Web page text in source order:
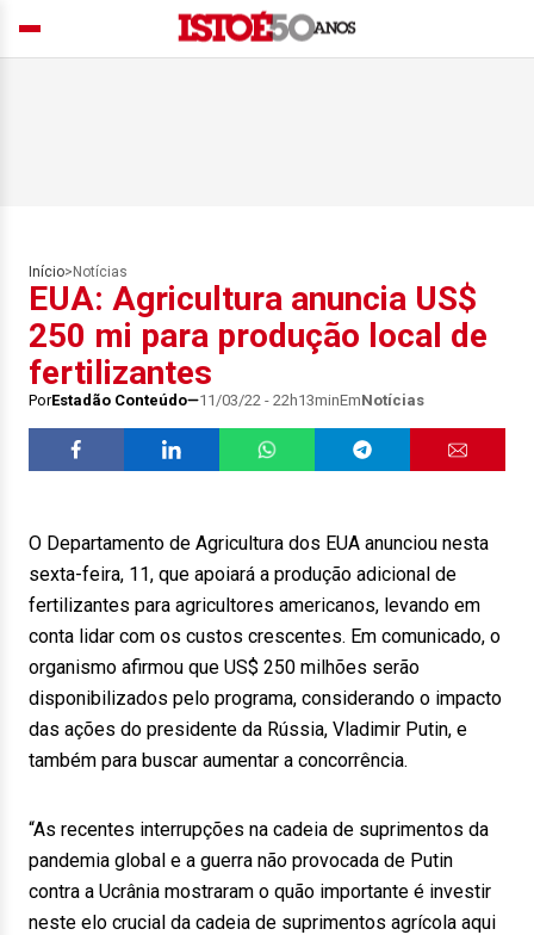
Início> Notícias
EUA: Agricultura anuncia US$
250 mi para produção local de
fertilizantes
PorEstadão Conteúdo 11/03/22 - 22h13minEmNotícias
O Departamento de Agricultura dos EUA anunciou nesta
sexta-feira, 11, que apoiará a produção adicional de
fertilizantes para agricultores americanos, levando em
conta lidar com os custos crescentes. Em comunicado, o
organismo afirmou que US$ 250 milhões serão
disponibilizados pelo programa, considerando o impacto
das ações do presidente da Rússia, Vladimir Putin, e
também para buscar aumentar a concorrência.
“As recentes interrupções na cadeia de suprimentos da
pandemia global e a guerra não provocada de Putin
contra a Ucrânia mostraram o quão importante é investir
neste elo crucial da cadeia de suprimentos agrícola aqui